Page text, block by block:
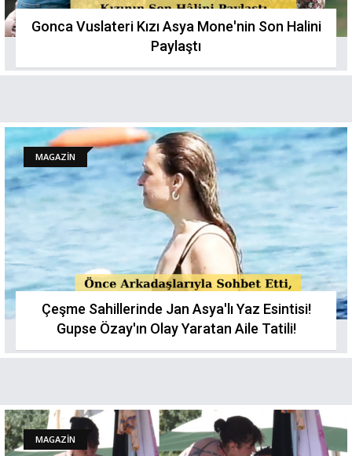
Gonca Vuslateri Kızı Asya Mone'nin Son Halini
Paylaştı
MAGAZİN
Çeşme Sahillerinde Jan Asya'lı Yaz Esintisi!
Gupse Özay'ın Olay Yaratan Aile Tatilі!
MAGAZİN